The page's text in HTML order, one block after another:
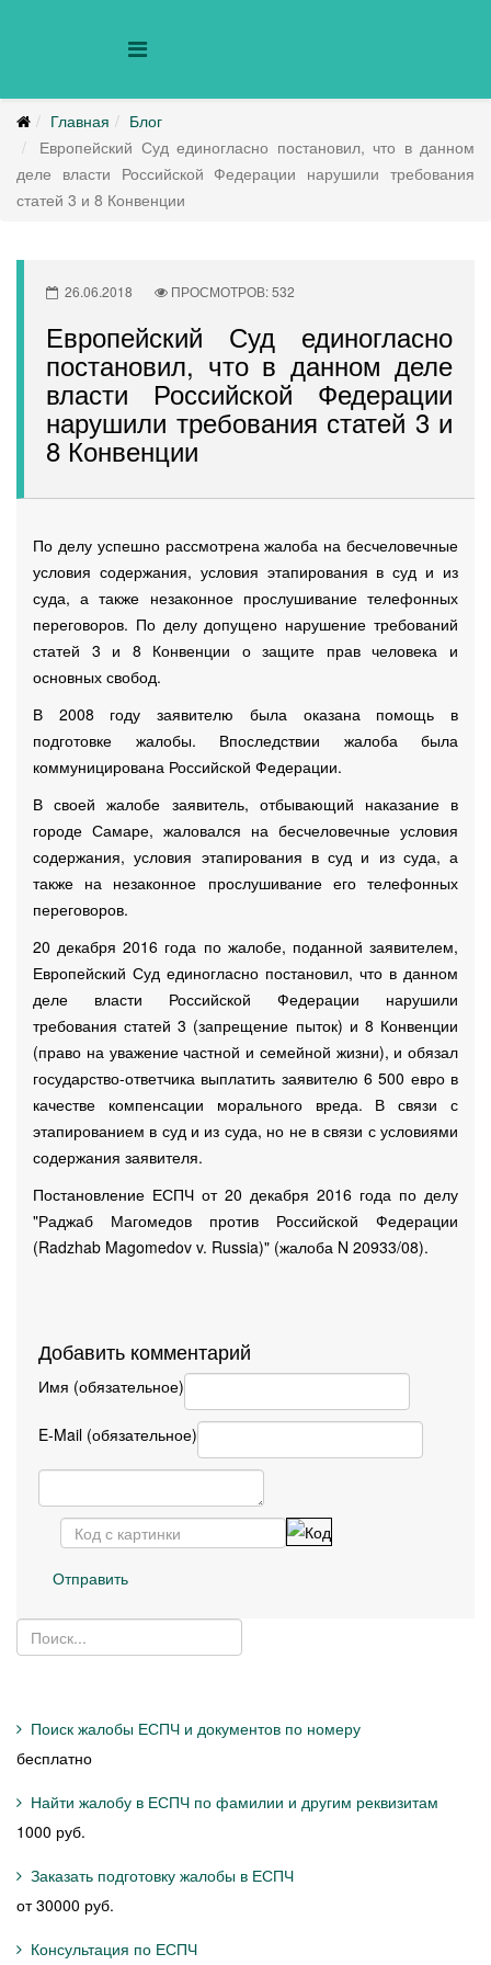
Главная
Блог
Европейский Суд единогласно постановил, что в данном
деле власти Российской Федерации нарушили требования
статей 3 и 8 Конвенции
26.06.2018 ПРОСМОТРОВ: 532
Европейский Суд единогласно
постановил, что в данном деле
власти Российской Федерации
нарушили требования статей 3 и
8 Конвенции
По делу успешно рассмотрена жалоба на бесчеловечные
условия содержания, условия этапирования в суд и из
суда, а также незаконное прослушивание телефонных
переговоров. По делу допущено нарушение требований
статей 3 и 8 Конвенции о защите прав человека и
основных свобод.
В 2008 году заявителю была оказана помощь в
подготовке жалобы. Впоследствии жалоба была
коммуницирована Российской Федерации.
В своей жалобе заявитель, отбывающий наказание в
городе Самаре, жаловался на бесчеловечные условия
содержания, условия этапирования в суд и из суда, а
также на незаконное прослушивание его телефонных
переговоров.
20 декабря 2016 года по жалобе, поданной заявителем,
Европейский Суд единогласно постановил, что в данном
деле власти Российской Федерации нарушили
требования статей 3 (запрещение пыток) и 8 Конвенции
(право на уважение частной и семейной жизни), и обязал
государство-ответчика выплатить заявителю 6 500 евро в
качестве компенсации морального вреда. В связи с
этапированием в суд и из суда, но не в связи с условиями
содержания заявителя.
Постановление ЕСПЧ от 20 декабря 2016 года по делу
"Раджаб Магомедов против Российской Федерации
(Radzhab Magomedov v. Russia)" (жалоба N 20933/08).
Добавить комментарий
Имя (обязательное)
E-Mail (обязательное)
Отправить
Поиск жалобы ЕСПЧ и документов по номеру
бесплатно
Найти жалобу в ЕСПЧ по фамилии и другим реквизитам
1000 руб.
Заказать подготовку жалобы в ЕСПЧ
от 30000 руб.
Консультация по ЕСПЧ